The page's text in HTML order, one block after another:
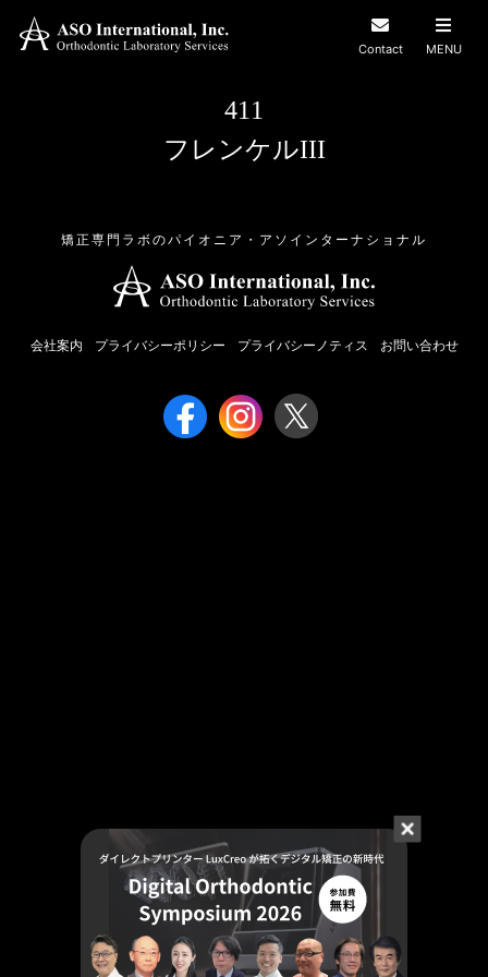
Contact MENU
411
フレンケルIII
矯正専門ラボのパイオニア・アソインターナショナル
会社案内 プライバシーポリシー プライバシーノティス お問い合わせ